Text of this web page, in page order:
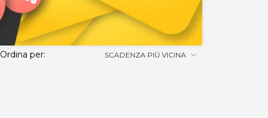
Ordina per: SCADENZA PIÙ VICINA